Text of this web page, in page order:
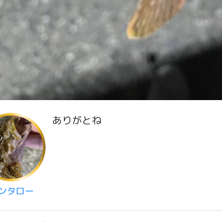
タロー
ありがとね